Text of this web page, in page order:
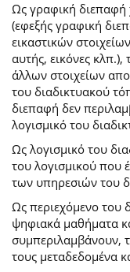
Ως γραφική διεπαφή
(εφεξής γραφική
εικαστικών
αυτής, εικόνες
άλλων στοιχείων
του διαδικτυακού
διεπαφή δεν
λογισμικό του
Ως λογισμικό του
του λογισμικού που
των υπηρεσιών του
Ως περιεχόμενο του
ψηφιακά μαθήματα
συμπεριλαμβάνουν,
τους μεταδεδομένα